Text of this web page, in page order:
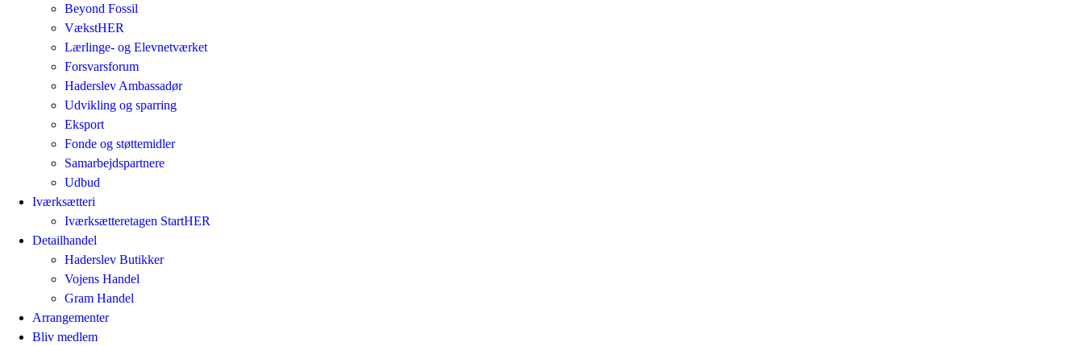
Beyond Fossil
VækstHER
Lærlinge- og Elevnetværket
Forsvarsforum
Haderslev Ambassadør
Udvikling og sparring
Eksport
Fonde og støttemidler
Samarbejdspartnere
Udbud
Iværksætteri
Iværksætteretagen StartHER
Detailhandel
Haderslev Butikker
Vojens Handel
Gram Handel
Arrangementer
Bliv medlem